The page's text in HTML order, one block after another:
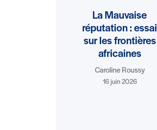
La Mauvaise
réputation : essai
sur les frontières
africaines
Caroline Roussy
16 juin 2026